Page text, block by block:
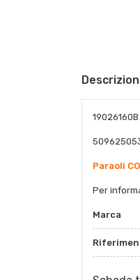
19026160B
Paraoli
Per
Marca